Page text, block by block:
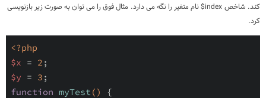
کند. شاخص index$ نام متغیر را نگه می دارد. مثال فوق را می توان به صورت زیر بازنویسی
کرد.
<?php
$x = 2
$y = 3
function myTest ()
{